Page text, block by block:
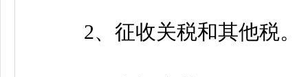
2、征收关税和其他税。